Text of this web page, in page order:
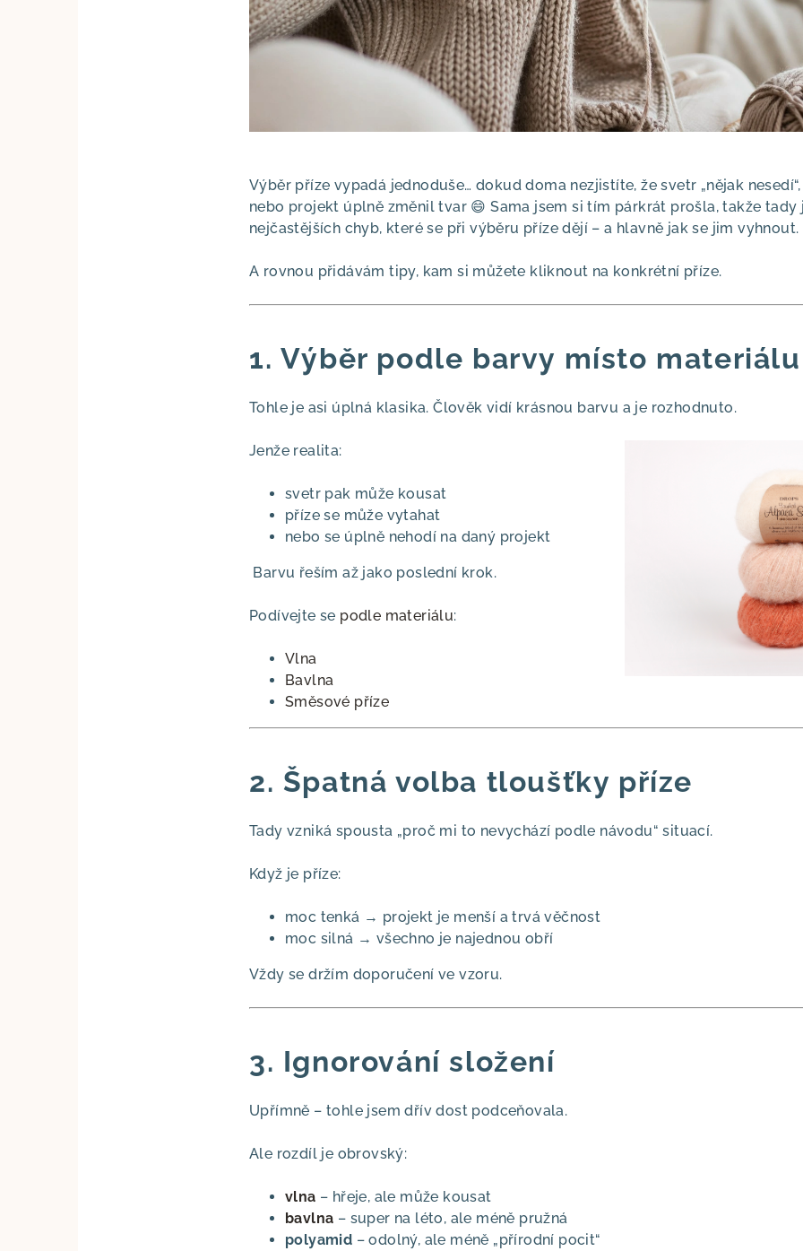
Výběr příze vypadá jednoduše… dokud doma nezjistíte, že svetr „nějak
nebo projekt úplně změnil tvar 😄 Sama jsem si tím párkrát prošla, takže tady
nejčastějších chyb, které se při výběru příze dějí – a hlavně jak se jim vyhnout.
A rovnou přidávám tipy, kam si můžete kliknout na konkrétní příze.
1. Výběr podle barvy místo materiálu
Tohle je asi úplná klasika. Člověk vidí krásnou barvu a je rozhodnuto.
Jenže realita:
svetr pak může kousat
příze se může vytahat
nebo se úplně nehodí na daný projekt
Barvu řeším až jako poslední krok.
Podívejte se podle materiálu:
Vlna
Bavlna
Směsové příze
2. Špatná volba tloušťky příze
Tady vzniká spousta „proč mi to nevychází podle návodu“ situací.
Když je příze:
moc tenká → projekt je menší a trvá věčnost
moc silná → všechno je najednou obří
Vždy se držím doporučení ve vzoru.
3. Ignorování složení
Upřímně – tohle jsem dřív dost podceňovala.
Ale rozdíl je obrovský:
vlna – hřeje, ale může kousat
bavlna – super na léto, ale méně pružná
polyamid – odolný, ale méně „přírodní pocit“